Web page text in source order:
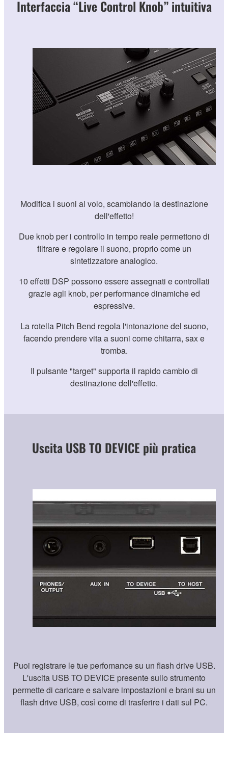
Interfaccia “Live Control Knob” intuitiva
Modifica i suoni al volo, scambiando la destinazione
dell'effetto!
Due knob per i controllo in tempo reale permettono di
filtrare e regolare il suono, proprio come un
sintetizzatore analogico.
10 effetti DSP possono essere assegnati e controllati
grazie agli knob, per performance dinamiche ed
espressive.
La rotella Pitch Bend regola l'intonazione del suono,
facendo prendere vita a suoni come chitarra, sax e
tromba.
Il pulsante "target" supporta il rapido cambio di
destinazione dell'effetto.
Uscita USB TO DEVICE più pratica
Puoi registrare le tue perfomance su un flash drive USB.
L'uscita USB TO DEVICE presente sullo strumento
permette di caricare e salvare impostazioni e brani su un
flash drive USB, così come di trasferire i dati sul PC.